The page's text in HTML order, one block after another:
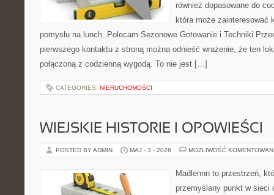
również dopasowane do
która może zainteresować
pomysłu na lunch. Polecam Sezonowe Gotowanie i Techniki
pierwszego kontaktu z stroną można odnieść wrażenie, że ten
połączoną z codzienną wygodą. To nie jest […]
CATEGORIES: NIERUCHOMOŚCI
WIEJSKIE HISTORIE I OPOWIEŚCI
POSTED BY ADMIN MAJ - 3 - 2026 MOŻLIWOŚĆ
Madlennn to przestrzeń,
przemyślany punkt w sieci